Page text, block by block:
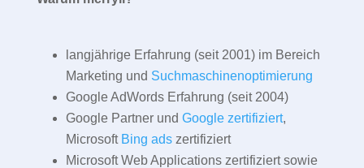
langjährige Erfahrung (seit 2001) im Bereich
Marketing und Suchmaschinenoptimierung
Google AdWords Erfahrung (seit 2004)
Google Partner und Google zertifiziert,
Microsoft Bing adszertifiziert
Microsoft Web Applications zertifiziert sowie